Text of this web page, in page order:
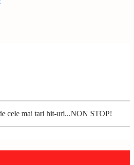
cele mai tari hit-uri...NON STOP!